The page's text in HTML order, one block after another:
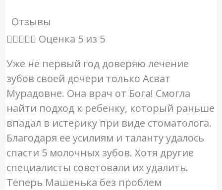
Отзывы
 Оценка 5 из 5
Уже не первый год доверяю лечение
зубов своей дочери только Асват
Мурадовне. Она врач от Бога! Смогла
найти подход к ребенку, который раньше
впадал в истерику при виде стоматолога.
Благодаря ее усилиям и таланту удалось
спасти 5 молочных зубов. Хотя другие
специалисты советовали их удалить.
Теперь Машенька без проблем